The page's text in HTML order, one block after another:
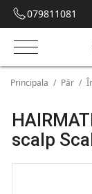
079811081
Principala / Păr /
scalp